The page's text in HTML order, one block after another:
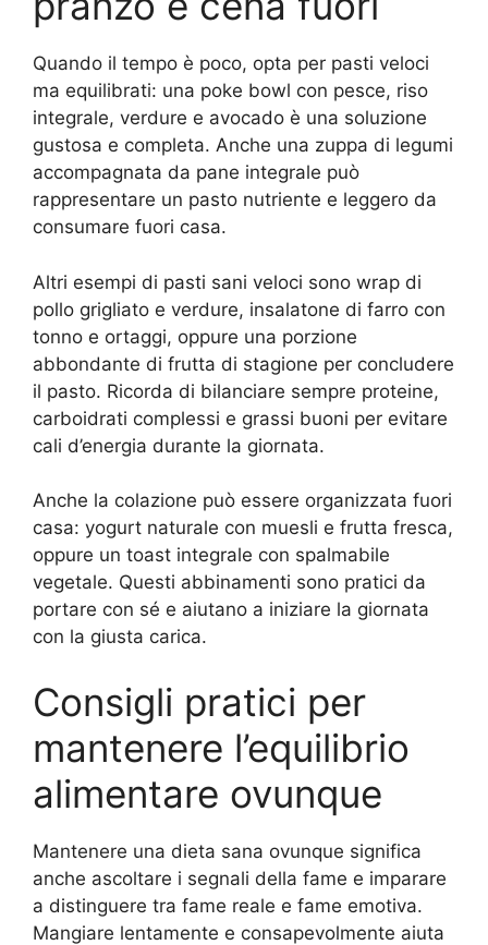
Quando il tempo è poco, opta per pasti veloci
ma equilibrati: una poke bowl con pesce, riso
integrale, verdure e avocado è una soluzione
gustosa e completa. Anche una zuppa di legumi
accompagnata da pane integrale può
rappresentare un pasto nutriente e leggero da
consumare fuori casa.
Altri esempi di pasti sani veloci sono wrap di
pollo grigliato e verdure, insalatone di farro con
tonno e ortaggi, oppure una porzione
abbondante di frutta di stagione per concludere
il pasto. Ricorda di bilanciare sempre proteine,
carboidrati complessi e grassi buoni per evitare
cali d’energia durante la giornata.
Anche la colazione può essere organizzata fuori
casa: yogurt naturale con muesli e frutta fresca,
oppure un toast integrale con spalmabile
vegetale. Questi abbinamenti sono pratici da
portare con sé e aiutano a iniziare la giornata
con la giusta carica.
Consigli pratici per
mantenere l’equilibrio
alimentare ovunque
Mantenere una dieta sana ovunque significa
anche ascoltare i segnali della fame e imparare
a distinguere tra fame reale e fame emotiva.
Mangiare lentamente e consapevolmente aiuta